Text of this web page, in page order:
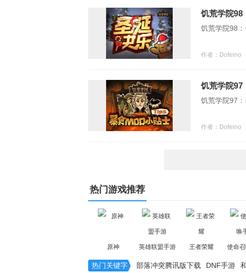
饥荒学院98
饥荒学院98：
作者：Dofeino
饥荒学院97
饥荒学院97
作者：Dofeino
热门游戏推荐
原神 英雄联盟手游 王者荣耀 使命
热门关键字 部落冲突腾讯版下载 DNF手游